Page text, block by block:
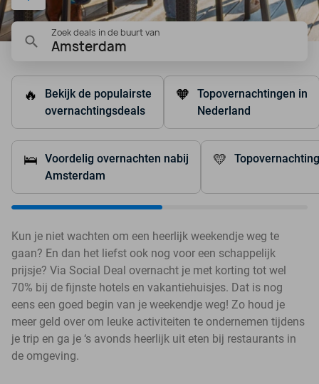
Zoek deals in de buurt van
Amsterdam
🔥
Bekijk de populairste
overnachtingsdeals
🧡
Topovernachtingen in
Nederland
🛌 Voordelig overnachten nabij
Amsterdam
💛
Kun je niet wachten om een heerlijk weekendje weg te
gaan? En dan het liefst ook nog voor een schappelijk
prijsje? Via Social Deal overnacht je met korting tot wel
70% bij de fijnste hotels en vakantiehuisjes. Dat is nog
eens een goed begin van je weekendje weg! Zo houd je
meer geld over om leuke activiteiten te ondernemen tijdens
je trip en ga je ‘s avonds heerlijk uit eten bij restaurants in
de omgeving.